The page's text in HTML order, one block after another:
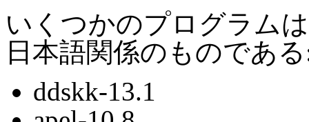
いくつかのプログラム
日本語関係のものであ
ddskk-13.1